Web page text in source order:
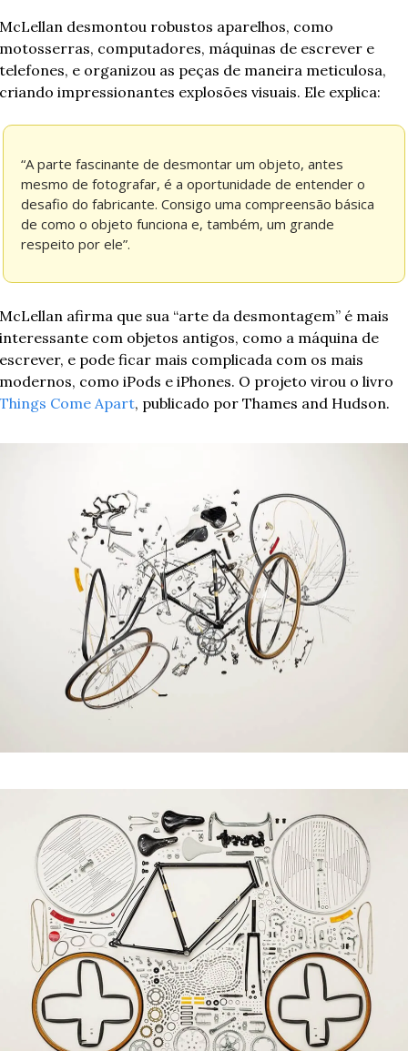
McLellan desmontou robustos aparelhos, como
motosserras, computadores, máquinas de escrever e
telefones, e organizou as peças de maneira meticulosa,
criando impressionantes explosões visuais. Ele explica:
“A parte fascinante de desmontar um objeto, antes
mesmo de fotografar, é a oportunidade de entender o
desafio do fabricante. Consigo uma compreensão básica
de como o objeto funciona e, também, um grande
respeito por ele”.
McLellan afirma que sua “arte da desmontagem” é mais
interessante com objetos antigos, como a máquina de
escrever, e pode ficar mais complicada com os mais
Things Come Apart, publicado por Thames and Hudson.